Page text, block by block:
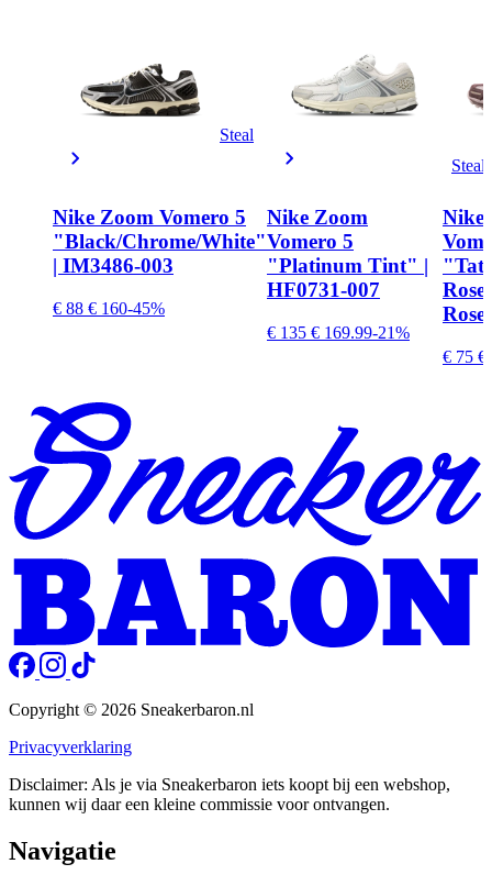
Steal
Nike Zoom Vomero 5
"Black/Chrome/White"
| IM3486-003
€ 88 € 160-45%
Nike Zoom
Vomero 5
"Platinum Tint" |
HF0731-007
€ 135 € 169.99-21%
Steal
Nike
€ 75 €
Copyright © 2026 Sneakerbaron.nl
Privacyverklaring
Disclaimer: Als je via Sneakerbaron iets koopt bij een webshop,
kunnen wij daar een kleine commissie voor ontvangen.
Navigatie